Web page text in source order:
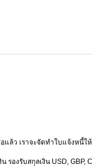
เราจะจัดทำใบแจ้งหนี้ใ
งรับสกุลเงิน USD, GBP,